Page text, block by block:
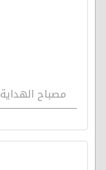
مصباح الهداية 277 - المغالطة في معرفة الحق